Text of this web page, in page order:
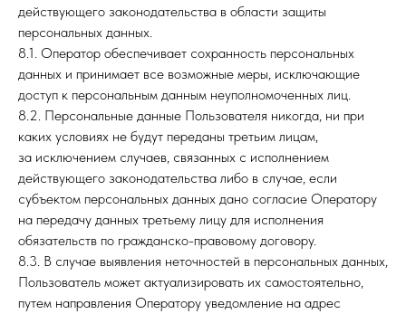
действующего законодательства в области защиты
персональных данных.
8.1. Оператор обеспечивает сохранность персональных
данных и принимает все возможные меры, исключающие
доступ к персональным данным неуполномоченных лиц.
8.2. Персональные данные Пользователя никогда, ни при
каких условиях не будут переданы третьим лицам,
за исключением случаев, связанных с исполнением
действующего законодательства либо в случае, если
субъектом персональных данных дано согласие Оператору
на передачу данных третьему лицу для исполнения
обязательств по гражданско-правовому договору.
8.3. В случае выявления неточностей в персональных данных,
Пользователь может актуализировать их самостоятельно,
путем направления Оператору уведомление на адрес